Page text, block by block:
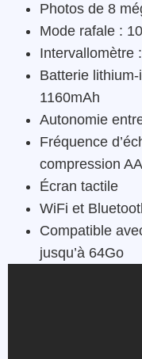
Photos de 8
Mode rafale :
Intervallomètre
Batterie
1160mAh
Autonomie
Fréquence
compression
Écran tactile
WiFi et
Compatible
jusqu’à 64Go